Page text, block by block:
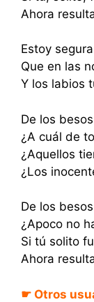
Ahora
Estoy segura
Que en las
Y los labios
De los
¿A cuál de
¿Aquellos
¿Los
De los
¿Apoco no
Si tú solito
Ahora
☛ Otros